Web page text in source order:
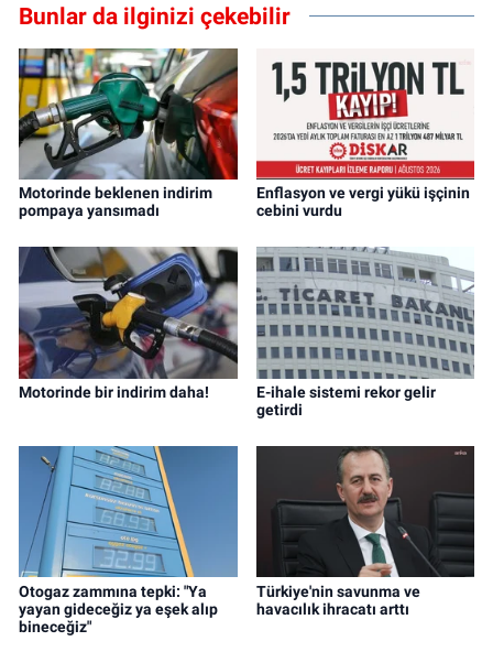
Bunlar da ilginizi çekebilir
Motorinde beklenen indirim
pompaya yansımadı
Enflasyon ve vergi yükü işçinin
cebini vurdu
Motorinde bir indirim daha!
E-ihale sistemi rekor gelir
getirdi
Otogaz zammına tepki: "Ya
yayan gideceğiz ya eşek alıp
bineceğiz"
Türkiye'nin savunma ve
havacılık ihracatı arttı